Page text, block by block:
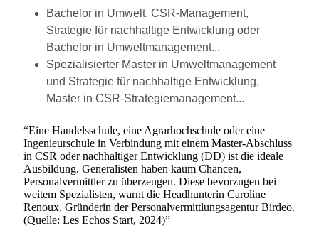
Bachelor in Umwelt, CSR-Management,
Strategie für nachhaltige Entwicklung oder
Bachelor in Umweltmanagement...
Spezialisierter Master in Umweltmanagement
und Strategie für nachhaltige Entwicklung,
Master in CSR-Strategiemanagement...
“Eine Handelsschule, eine Agrarhochschule oder eine
Ingenieurschule in Verbindung mit einem Master-Abschluss
in CSR oder nachhaltiger Entwicklung (DD) ist die ideale
Ausbildung. Generalisten haben kaum Chancen,
Personalvermittler zu überzeugen. Diese bevorzugen bei
weitem Spezialisten, warnt die Headhunterin Caroline
Renoux, Gründerin der Personalvermittlungsagentur Birdeo.
(Quelle: Les Echos Start, 2024)”